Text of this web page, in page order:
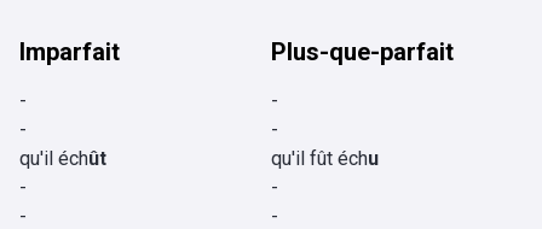
Imparfait
-
-
qu'il échût
-
-
Plus-que-parfait
-
-
qu'il fût échu
-
-